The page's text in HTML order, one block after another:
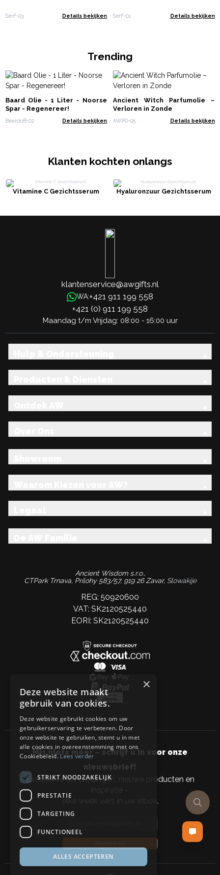
SerF-03 Details bekijken SerF-01 Details bekijken
Trending
Baard Olie - 1 Liter - Noorse
Spar - Regenereer!
BeardoB-02 Details bekijken
Ancient Witch Parfumolie –
Verloren in Zonde
AWPO-05 Details bekijken
Klanten kochten onlangs
Vitamine C Gezichtsserum Hyaluronzuur Gezichtsserum
klantenservice@awgifts.nl
WA:+421 911 199 558
+421 (0) 911 199 558
Maandag t/m Vrijdag: 08:00 - 16:00 uur
Ancient Wisdom s.r.o.,
CTPark Trnava, Prílohy 583/57, 919 26 Zavar, Slowakije
REG: 50920600
VAT: SK2120525440
EORI: SK2120525440
Mis niets meer – schrijf u in voor onze
nieuwsbrief!
Exclusieve aanbiedingen, nieuwe producten en
inspiratie –
elke week vers in uw inbox.
×
Deze website maakt
gebruik van cookies.
Deze website gebruikt cookies om uw
gebruikerservaring te verbeteren. Door
onze website te gebruiken, stemt u in met
alle cookies in overeenstemming met ons
Cookiebeleid.Lees verder
STRIKT NOODZAKELIJK
PRESTATIE
TARGETING
FUNCTIONEEL
ALLES ACCEPTEREN